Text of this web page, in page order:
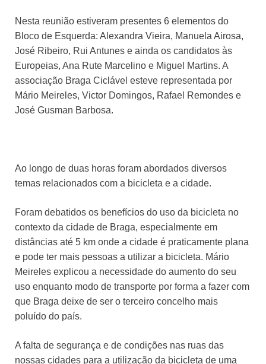
Nesta reunião estiveram presentes 6 elementos do
Bloco de Esquerda: Alexandra Vieira, Manuela Airosa,
José Ribeiro, Rui Antunes e ainda os candidatos às
Europeias, Ana Rute Marcelino e Miguel Martins. A
associação Braga Ciclável esteve representada por
Mário Meireles, Victor Domingos, Rafael Remondes e
José Gusman Barbosa.
Ao longo de duas horas foram abordados diversos
temas relacionados com a bicicleta e a cidade.
Foram debatidos os benefícios do uso da bicicleta no
contexto da cidade de Braga, especialmente em
distâncias até 5 km onde a cidade é praticamente plana
e pode ter mais pessoas a utilizar a bicicleta. Mário
Meireles explicou a necessidade do aumento do seu
uso enquanto modo de transporte por forma a fazer com
que Braga deixe de ser o terceiro concelho mais
poluído do país.
A falta de segurança e de condições nas ruas das
nossas cidades para a utilização da bicicleta de uma